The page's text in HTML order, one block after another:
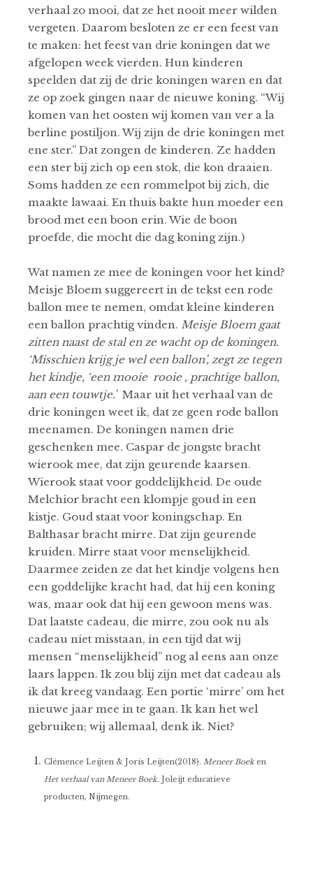
verhaal zo mooi, dat ze het nooit meer wilden
vergeten. Daarom besloten ze er een feest van
te maken: het feest van drie koningen dat we
afgelopen week vierden. Hun kinderen
speelden dat zij de drie koningen waren en dat
ze op zoek gingen naar de nieuwe koning. “Wij
komen van het oosten wij komen van ver a la
berline postiljon. Wij zijn de drie koningen met
ene ster.” Dat zongen de kinderen. Ze hadden
een ster bij zich op een stok, die kon draaien.
Soms hadden ze een rommelpot bij zich, die
maakte lawaai. En thuis bakte hun moeder een
brood met een boon erin. Wie de boon
proefde, die mocht die dag koning zijn.)
Wat namen ze mee de koningen voor het kind?
Meisje Bloem suggereert in de tekst een rode
ballon mee te nemen, omdat kleine kinderen
een ballon prachtig vinden. Meisje Bloem gaat
zitten naast de stal en ze wacht op de koningen.
‘Misschien krijg je wel een ballon’, zegt ze tegen
het kindje, ‘een mooie rooie , prachtige ballon,
aan een touwtje.’ Maar uit het verhaal van de
drie koningen weet ik, dat ze geen rode ballon
meenamen. De koningen namen drie
geschenken mee. Caspar de jongste bracht
wierook mee, dat zijn geurende kaarsen.
Wierook staat voor goddelijkheid. De oude
Melchior bracht een klompje goud in een
kistje. Goud staat voor koningschap. En
Balthasar bracht mirre. Dat zijn geurende
kruiden. Mirre staat voor menselijkheid.
Daarmee zeiden ze dat het kindje volgens hen
een goddelijke kracht had, dat hij een koning
was, maar ook dat hij een gewoon mens was.
Dat laatste cadeau, die mirre, zou ook nu als
cadeau niet misstaan, in een tijd dat wij
mensen “menselijkheid” nog al eens aan onze
laars lappen. Ik zou blij zijn met dat cadeau als
ik dat kreeg vandaag. Een portie ‘mirre’ om het
nieuwe jaar mee in te gaan. Ik kan het wel
gebruiken; wij allemaal, denk ik. Niet?
Clémence Leijten & Joris Leijten(2018). Meneer Boeken
Het verhaal van Meneer Boek. Joleijt educatieve
producten, Nijmegen.